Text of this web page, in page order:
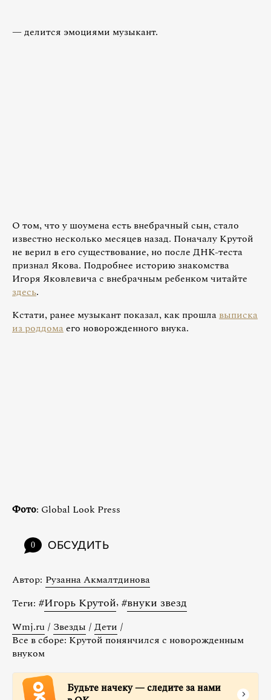
— делится эмоциями музыкант.
О том, что у шоумена есть внебрачный сын, стало
известно несколько месяцев назад. Поначалу Крутой
не верил в его существование, но после ДНК-теста
признал Якова. Подробнее историю знакомства
Игоря Яковлевича с внебрачным ребенком читайте
здесь.
Кстати, ранее музыкант показал, как прошлавыписка
из роддомаего новорожденного внука.
Фото: Global Look Press
0 ОБСУДИТЬ
Автор: Рузанна Акмалтдинова
Теги: #Игорь Крутой, #внуки звезд
Wmj.ru / Звезды / Дети /
Все в сборе: Крутой понянчился с новорожденным
внуком
Будьте начеку — следите за нами